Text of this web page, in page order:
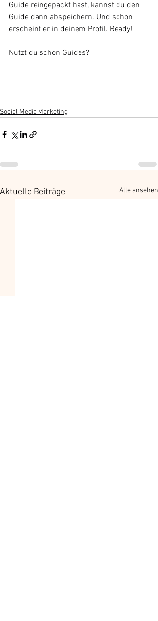
Guide reingepackt hast, kannst du den
Guide dann abspeichern. Und schon
erscheint er in deinem Profil. Ready!
Nutzt du schon Guides?
Social Media Marketing
Aktuelle Beiträge Alle ansehen